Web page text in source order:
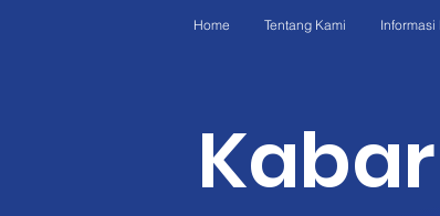
Home Tentang Kami Informasi